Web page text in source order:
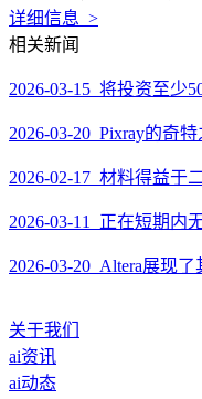
详细信息 >
相关新闻
2026-03-15 将投资至少
2026-03-20 Pixray的奇
2026-02-17 材料得益于
2026-03-11 正在短期内
2026-03-20 Altera展现
关于我们
ai资讯
ai动态